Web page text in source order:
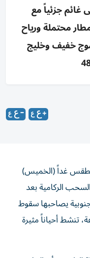
غائم جزئياً مع
محتملة ورياح
خفيف وخليج
غداً (الخميس)
الركامية بعد
يصاحبها سقوط
تنشط أحياناً مثيرة
الطقس، أن الرياح